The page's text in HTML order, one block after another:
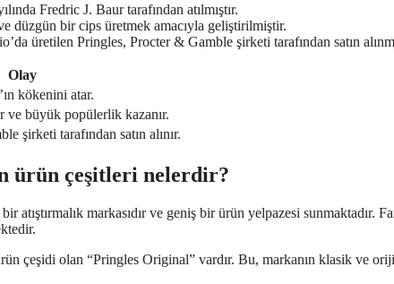
Fredric J. Baur tarafından atılmıştır.
düzgün bir cips üretmek amacıyla geliştirilmiştir.
üretilen Pringles, Procter & Gamble şirketi tarafından satın
Olay
kökenini atar.
ve büyük popülerlik kazanır.
şirketi tarafından satın alınır.
ürün çeşitleri nelerdir?
atıştırmalık markasıdır ve geniş bir ürün yelpazesi sunmaktadır.
çeşidi olan “Pringles Original” vardır. Bu, markanın klasik ve